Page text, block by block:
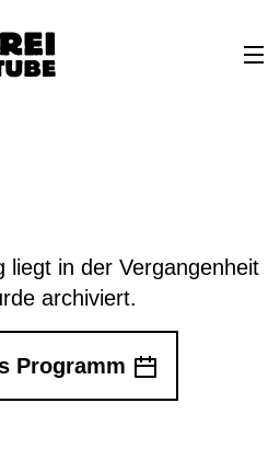
liegt in der Vergangenheit
archiviert.
Programm